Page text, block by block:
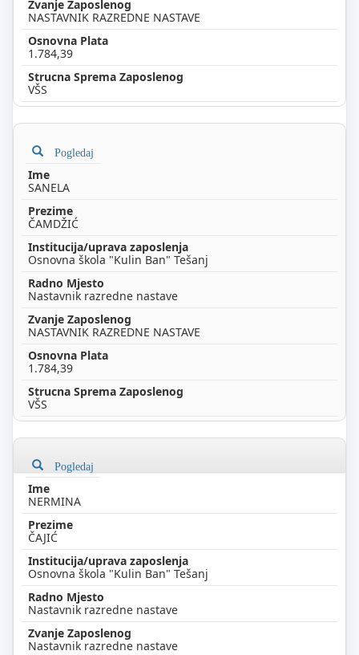
NASTAVNIK RAZREDNE NASTAVE
1.784,39
VŠS
Pogledaj
SANELA
ČAMDŽIĆ
Osnovna škola "Kulin Ban" Tešanj
Nastavnik razredne nastave
NASTAVNIK RAZREDNE NASTAVE
1.784,39
VŠS
Pogledaj
NERMINA
ČAJIĆ
Osnovna škola "Kulin Ban" Tešanj
Nastavnik razredne nastave
Nastavnik razredne nastave